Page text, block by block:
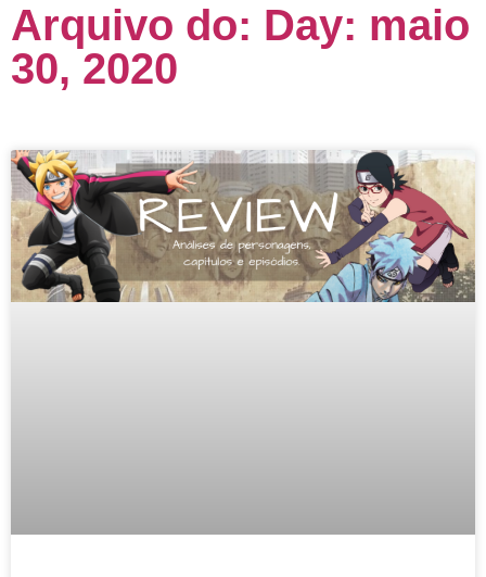
Arquivo do: Day: maio
30, 2020